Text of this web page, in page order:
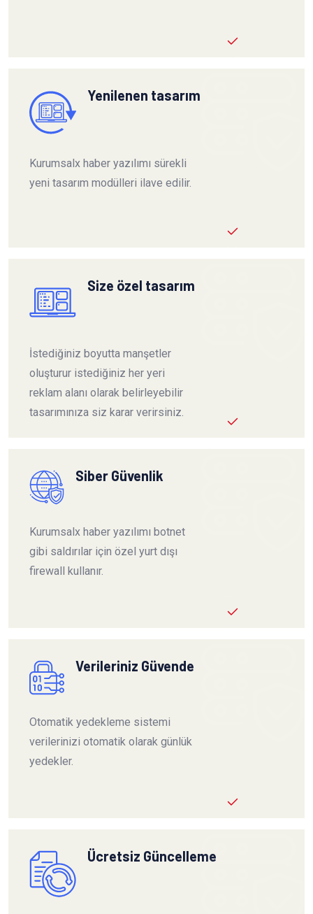
Yenilenen tasarım
Kurumsalx haber yazılımı sürekli
yeni tasarım modülleri ilave edilir.
Size özel tasarım
İstediğiniz boyutta manşetler
oluşturur istediğiniz her yeri
reklam alanı olarak belirleyebilir
tasarımınıza siz karar verirsiniz.
Siber Güvenlik
Kurumsalx haber yazılımı botnet
gibi saldırılar için özel yurt dışı
firewall kullanır.
Verileriniz Güvende
Otomatik yedekleme sistemi
verilerinizi otomatik olarak günlük
yedekler.
Ücretsiz Güncelleme